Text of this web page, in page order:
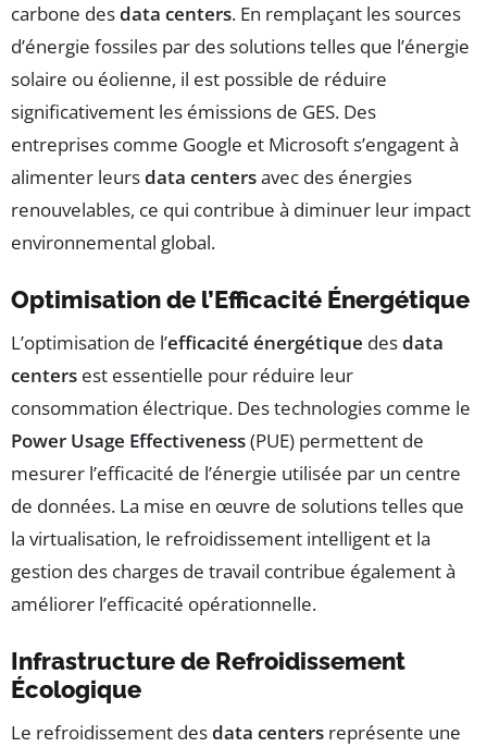
carbone desdata centers. En remplaçant les sources
d’énergie fossiles par des solutions telles que l’énergie
solaire ou éolienne, il est possible de réduire
significativement les émissions de GES. Des
entreprises comme Google et Microsoft s’engagent à
alimenter leursdata centersavec des énergies
renouvelables, ce qui contribue à diminuer leur impact
environnemental global.
Optimisation de l’Efficacité Énergétique
L’optimisation de l’efficacité énergétique desdata
centers est essentielle pour réduire leur
consommation électrique. Des technologies comme le
Power Usage Effectiveness(PUE) permettent de
mesurer l’efficacité de l’énergie utilisée par un centre
de données. La mise en œuvre de solutions telles que
la virtualisation, le refroidissement intelligent et la
gestion des charges de travail contribue également à
améliorer l’efficacité opérationnelle.
Infrastructure de Refroidissement
Écologique
Le refroidissement desdata centers représente une